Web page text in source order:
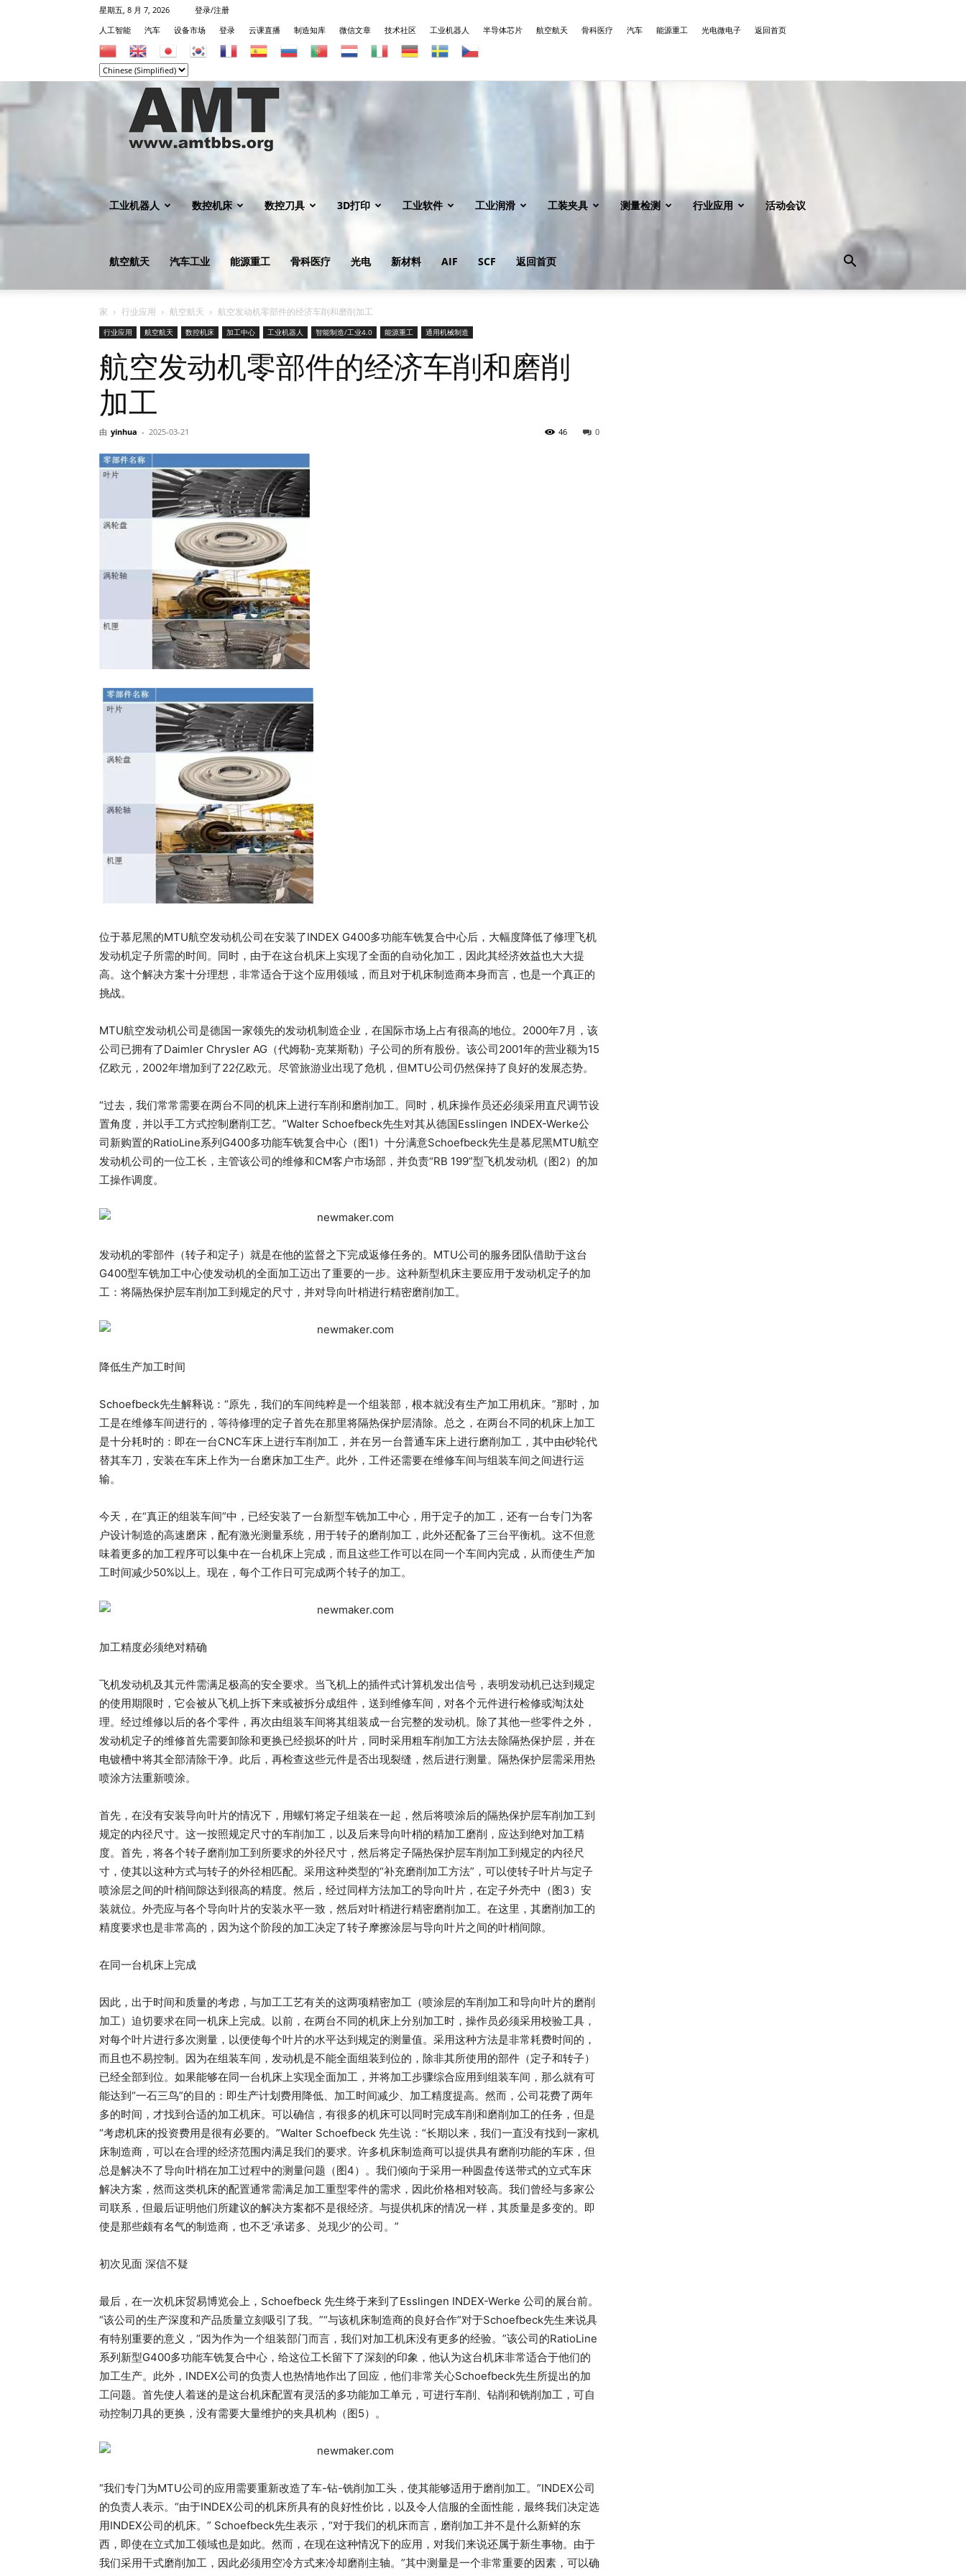
星期五, 8 月 7, 2026
登录/注册
人工智能
汽车 设备市场 登录 云课直播 制造知库 微信文章 技术社区 工业机器人 半导体芯片 航空航天 骨科医疗 汽车 能源重工 光电微电子 返回首页
机
知
工业机器人 数控机床 数控刀具 3D打印 工业软件 工业润滑 工装夹具 测量检测 行业应用 活动会议
航空航天 汽车工业 能源重工 骨科医疗 光电 新材料 AIF SCF 返回首页
家 行业应用 航空航天 航空发动机零部件的经济车削和磨削加工
行业应用 航空航天 数控机床 加工中心 工业机器人 智能制造/工业4.0 能源重工 通用机械制造
航空发动机零部件的经济车削和磨削
加工
由 yinhua - 2025-03-21 0
46
位于慕尼黑的MTU航空发动机公司在安装了INDEX G400多功能车铣复合中心后，大幅度降低了修理飞机
发动机定子所需的时间。同时，由于在这台机床上实现了全面的自动化加工，因此其经济效益也大大提
高。这个解决方案十分理想，非常适合于这个应用领域，而且对于机床制造商本身而言，也是一个真正的
挑战。
MTU航空发动机公司是德国一家领先的发动机制造企业，在国际市场上占有很高的地位。2000年7月，该
公司已拥有了Daimler Chrysler AG（代姆勒-克莱斯勒）子公司的所有股份。该公司2001年的营业额为15
亿欧元，2002年增加到了22亿欧元。尽管旅游业出现了危机，但MTU公司仍然保持了良好的发展态势。
“过去，我们常常需要在两台不同的机床上进行车削和磨削加工。同时，机床操作员还必须采用直尺调节设
置角度，并以手工方式控制磨削工艺。”Walter Schoefbeck先生对其从德国Esslingen INDEX-Werke公
司新购置的RatioLine系列G400多功能车铣复合中心（图1）十分满意Schoefbeck先生是慕尼黑MTU航空
发动机公司的一位工长，主管该公司的维修和CM客户市场部，并负责“RB 199”型飞机发动机（图2）的加
工操作调度。
发动机的零部件（转子和定子）就是在他的监督之下完成返修任务的。MTU公司的服务团队借助于这台
G400型车铣加工中心使发动机的全面加工迈出了重要的一步。这种新型机床主要应用于发动机定子的加
工：将隔热保护层车削加工到规定的尺寸，并对导向叶梢进行精密磨削加工。
降低生产加工时间
Schoefbeck先生解释说：“原先，我们的车间纯粹是一个组装部，根本就没有生产加工用机床。”那时，加
工是在维修车间进行的，等待修理的定子首先在那里将隔热保护层清除。总之，在两台不同的机床上加工
是十分耗时的：即在一台CNC车床上进行车削加工，并在另一台普通车床上进行磨削加工，其中由砂轮代
替其车刀，安装在车床上作为一台磨床加工生产。此外，工件还需要在维修车间与组装车间之间进行运
输。
今天，在“真正的组装车间”中，已经安装了一台新型车铣加工中心，用于定子的加工，还有一台专门为客
户设计制造的高速磨床，配有激光测量系统，用于转子的磨削加工，此外还配备了三台平衡机。这不但意
味着更多的加工程序可以集中在一台机床上完成，而且这些工作可以在同一个车间内完成，从而使生产加
工时间减少50%以上。现在，每个工作日可完成两个转子的加工。
加工精度必须绝对精确
飞机发动机及其元件需满足极高的安全要求。当飞机上的插件式计算机发出信号，表明发动机已达到规定
的使用期限时，它会被从飞机上拆下来或被拆分成组件，送到维修车间，对各个元件进行检修或淘汰处
理。经过维修以后的各个零件，再次由组装车间将其组装成一台完整的发动机。除了其他一些零件之外，
发动机定子的维修首先需要卸除和更换已经损坏的叶片，同时采用粗车削加工方法去除隔热保护层，并在
电镀槽中将其全部清除干净。此后，再检查这些元件是否出现裂缝，然后进行测量。隔热保护层需采用热
喷涂方法重新喷涂。
首先，在没有安装导向叶片的情况下，用螺钉将定子组装在一起，然后将喷涂后的隔热保护层车削加工到
规定的内径尺寸。这一按照规定尺寸的车削加工，以及后来导向叶梢的精加工磨削，应达到绝对加工精
度。首先，将各个转子磨削加工到所要求的外径尺寸，然后将定子隔热保护层车削加工到规定的内径尺
寸，使其以这种方式与转子的外径相匹配。采用这种类型的“补充磨削加工方法”，可以使转子叶片与定子
喷涂层之间的叶梢间隙达到很高的精度。然后，经过同样方法加工的导向叶片，在定子外壳中（图3）安
装就位。外壳应与各个导向叶片的安装水平一致，然后对叶梢进行精密磨削加工。在这里，其磨削加工的
精度要求也是非常高的，因为这个阶段的加工决定了转子摩擦涂层与导向叶片之间的叶梢间隙。
在同一台机床上完成
因此，出于时间和质量的考虑，与加工工艺有关的这两项精密加工（喷涂层的车削加工和导向叶片的磨削
加工）迫切要求在同一机床上完成。以前，在两台不同的机床上分别加工时，操作员必须采用校验工具，
对每个叶片进行多次测量，以便使每个叶片的水平达到规定的测量值。采用这种方法是非常耗费时间的，
而且也不易控制。因为在组装车间，发动机是不能全面组装到位的，除非其所使用的部件（定子和转子）
已经全部到位。如果能够在同一台机床上实现全面加工，并将加工步骤综合应用到组装车间，那么就有可
能达到“一石三鸟”的目的：即生产计划费用降低、加工时间减少、加工精度提高。然而，公司花费了两年
多的时间，才找到合适的加工机床。可以确信，有很多的机床可以同时完成车削和磨削加工的任务，但是
“考虑机床的投资费用是很有必要的。”Walter Schoefbeck 先生说：“长期以来，我们一直没有找到一家机
床制造商，可以在合理的经济范围内满足我们的要求。许多机床制造商可以提供具有磨削功能的车床，但
总是解决不了导向叶梢在加工过程中的测量问题（图4）。我们倾向于采用一种圆盘传送带式的立式车床
解决方案，然而这类机床的配置通常需满足加工重型零件的需求，因此价格相对较高。我们曾经与多家公
司联系，但最后证明他们所建议的解决方案都不是很经济。与提供机床的情况一样，其质量是多变的。即
使是那些颇有名气的制造商，也不乏‘承诺多、兑现少’的公司。”
初次见面 深信不疑
最后，在一次机床贸易博览会上，Schoefbeck 先生终于来到了Esslingen INDEX-Werke 公司的展台前。
“该公司的生产深度和产品质量立刻吸引了我。”“与该机床制造商的良好合作”对于Schoefbeck先生来说具
有特别重要的意义，“因为作为一个组装部门而言，我们对加工机床没有更多的经验。”该公司的RatioLine
系列新型G400多功能车铣复合中心，给这位工长留下了深刻的印象，他认为这台机床非常适合于他们的
加工生产。此外，INDEX公司的负责人也热情地作出了回应，他们非常关心Schoefbeck先生所提出的加
工问题。首先使人着迷的是这台机床配置有灵活的多功能加工单元，可进行车削、钻削和铣削加工，可自
动控制刀具的更换，没有需要大量维护的夹具机构（图5）。
“我们专门为MTU公司的应用需要重新改造了车-钻-铣削加工头，使其能够适用于磨削加工。”INDEX公司
的负责人表示。“由于INDEX公司的机床所具有的良好性价比，以及令人信服的全面性能，最终我们决定选
用INDEX公司的机床。” Schoefbeck先生表示，“对于我们的机床而言，磨削加工并不是什么新鲜的东
西，即使在立式加工领域也是如此。然而，在现在这种情况下的应用，对我们来说还属于新生事物。由于
我们采用干式磨削加工，因此必须用空冷方式来冷却磨削主轴。”其中测量是一个非常重要的因素，可以确